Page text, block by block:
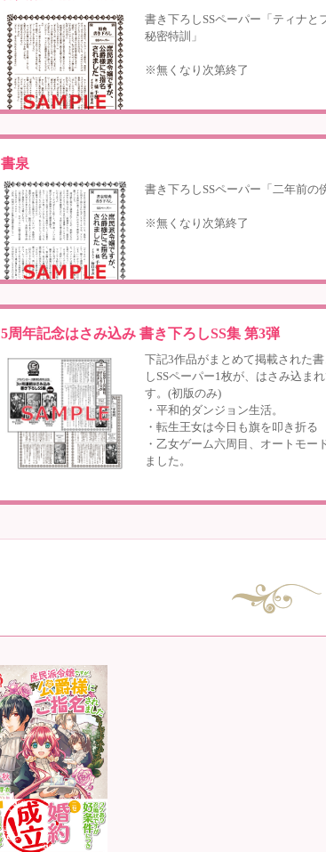
書き下ろしSSペーパー「ティナと
秘密特訓」
※無くなり次第終了
書泉
書き下ろしSSペーパー「二年前の
※無くなり次第終了
5周年記念はさみ込み 書き下ろしSS集 第3弾
下記3作品がまとめて掲載された書
しSSペーパー1枚が、はさみ込ま
す。(初版のみ)
・平和的ダンジョン生活。
・転生王女は今日も旗を叩き折る
・乙女ゲーム六周目、オートモー
ました。